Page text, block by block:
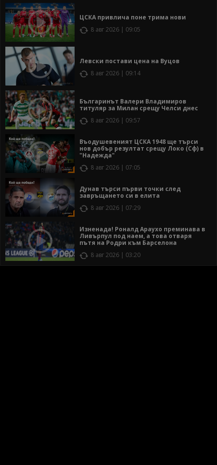
ЦСКА привлича поне трима нови
8 авг 2026 | 09:05
Левски постави цена на Вуцов
8 авг 2026 | 09:14
Българинът Валери Владимиров
титуляр за Милан срещу Челси днес
8 авг 2026 | 09:57
Въодушевеният ЦСКА 1948 ще търси
нов добър резултат срещу Локо (Сф) в
"Надежда"
8 авг 2026 | 07:05
Дунав търси първи точки след
завръщането си в елита
8 авг 2026 | 07:29
Изненада! Роналд Араухо преминава в
Ливърпул под наем, а това отваря
пътя на Родри към Барселона
8 авг 2026 | 03:20